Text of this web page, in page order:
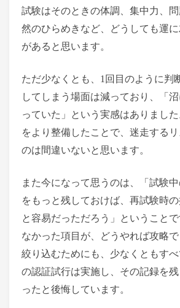
試験はそのときの体調、集中力、
然のひらめきなど、どうしても運
があると思います。
ただ少なくとも、1回目のように判
してしまう場面は減っており、「
っていた」という実感はありました
をより整備したことで、迷走する
のは間違いないと思います。
また今になって思うのは、「試験
をもっと残しておけば、再試験時
と容易だっただろう」ということ
なかった項目が、どうやれば攻略
絞り込むためにも、少なくともす
の認証試行は実施し、その記録を
ったと後悔しています。